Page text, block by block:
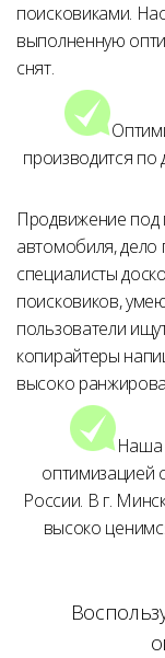
поисковиками.
выполненную
снят.
производится по
Продвижение под
автомобиля,
специалисты
поисковиков,
пользователи
копирайтеры
высоко
Наша
оптимизацией
России. В г.
высоко